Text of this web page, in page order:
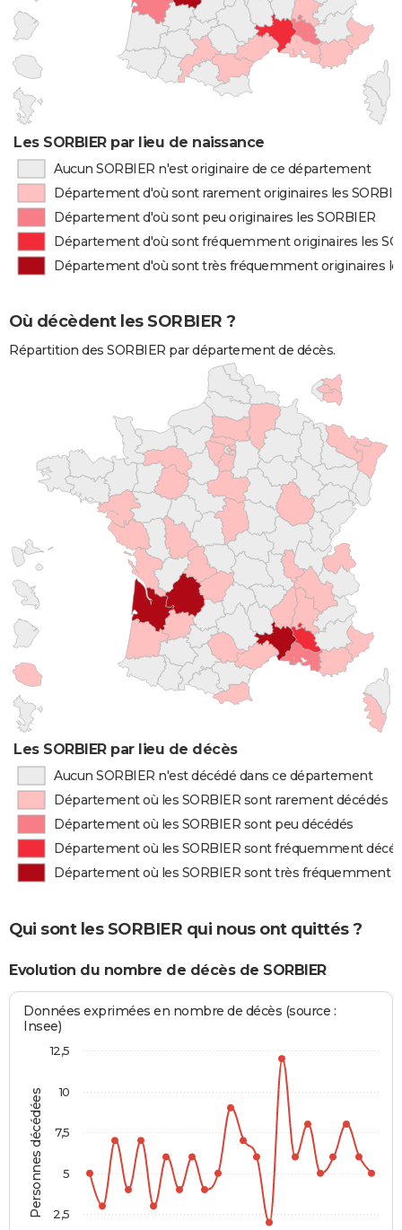
Les SORBIER par lieu de naissance
Aucun SORBIER n'est originaire de ce département
Département d'où sont rarement originaires les
Département d'où sont peu originaires les SORBIER
Département d'où sont fréquemment originaires les
Département d'où sont très fréquemment originaires
Où décèdent les SORBIER ?
Répartition des SORBIER par département de décès.
Les SORBIER par lieu de décès
Aucun SORBIER n'est décédé dans ce département
Département où les SORBIER sont rarement décédés
Département où les SORBIER sont peu décédés
Département où les SORBIER sont fréquemment
Département où les SORBIER sont très fréquemment
Qui sont les SORBIER qui nous ont quittés ?
Evolution du nombre de décès de SORBIER
Personnes décédées
Données exprimées en nombre de décès (source :
Insee)
2,5
5
7,5
10
12,5